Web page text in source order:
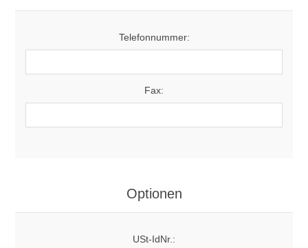
Telefonnummer:
Fax:
Optionen
USt-IdNr.: